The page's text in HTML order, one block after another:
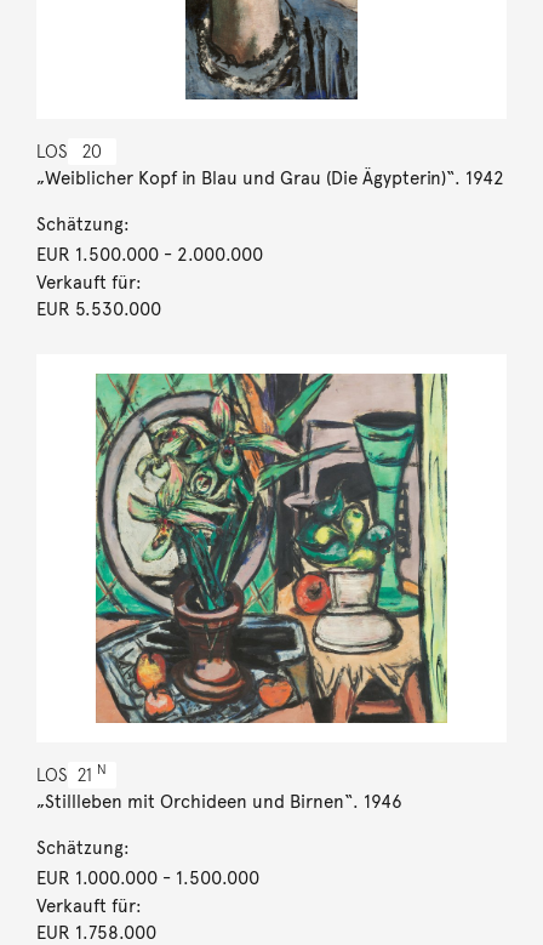
LOS 20
„Weiblicher Kopf in Blau und Grau (Die Ägypterin)“. 1942
Schätzung:
EUR 1.500.000- 2.000.000
Verkauft für:
EUR 5.530.000
LOS 21 N
„Stillleben mit Orchideen und Birnen“. 1946
Schätzung:
EUR 1.000.000- 1.500.000
Verkauft für:
EUR 1.758.000